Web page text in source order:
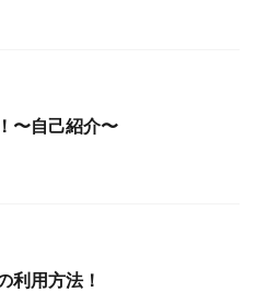
〜自己紹介〜
利用方法！